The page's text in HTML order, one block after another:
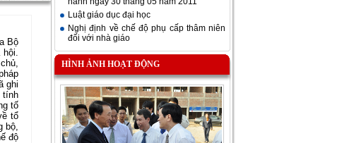
Bộ
hội.
ghi
tính
tố
tổ
bộ,
độ
Luật giáo dục đại học
Nghị định về chế độ phụ cấp thâm niên
đối với nhà giáo
HÌNH ẢNH HOẠT ĐỘNG